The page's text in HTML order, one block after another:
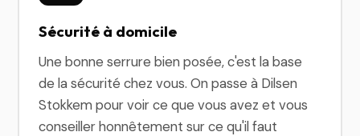
Sécurité à domicile
Une bonne serrure bien posée, c'est la base
de la sécurité chez vous. On passe à Dilsen
Stokkem pour voir ce que vous avez et vous
conseiller honnêtement sur ce qu'il faut